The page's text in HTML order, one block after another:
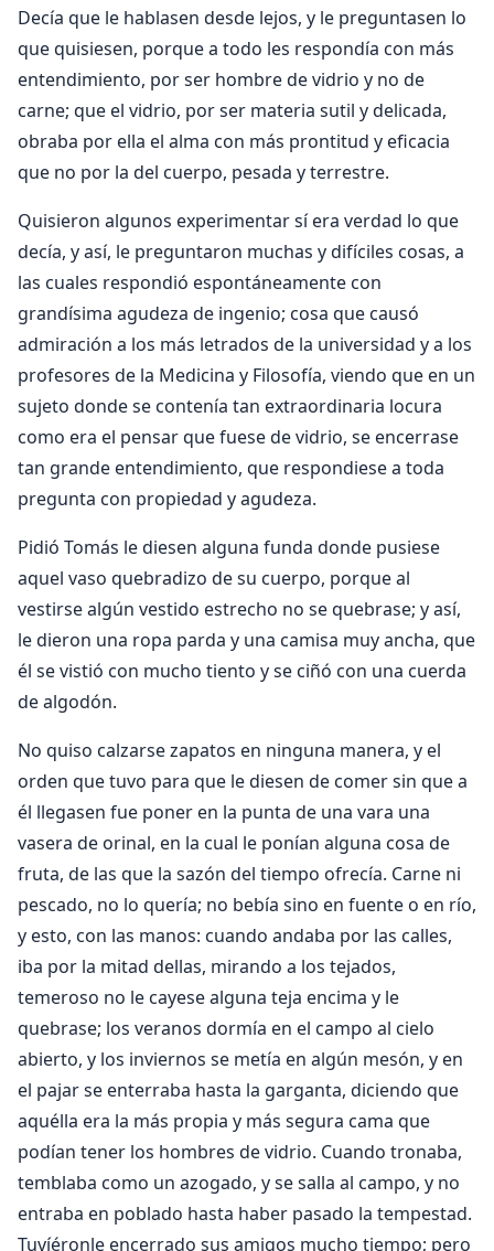
Decía que le habla­sen desde lejos, y le preguntasen lo
que quisiesen, porque a todo les respondía con más
entendimiento, por ser hombre de vidrio y no de
carne; que el vidrio, por ser materia sutil y delicada,
obraba por ella el alma con más prontitud y eficacia
que no por la del cuerpo, pesada y terrestre.
Quisieron algunos experimentar sí era verdad lo que
decía, y así, le preguntaron muchas y difíciles cosas, a
las cuales respondió espontáneamente con
grandísima agudeza de ingenio; cosa que causó
admiración a los más letrados de la uni­versidad y a los
profesores de la Medicina y Filosofía, viendo que en un
sujeto donde se contenía tan extraordinaria locura
como era el pensar que fuese de vidrio, se encerrase
tan grande entendimiento, que respondiese a toda
pregunta con propiedad y agudeza.
Pidió Tomás le diesen alguna funda donde pusiese
aquel vaso quebradizo de su cuerpo, porque al
vestirse algún vestido estrecho no se quebrase; y así,
le dieron una ropa parda y una camisa muy ancha, que
él se vistió con mucho tiento y se ciñó con una cuerda
de algodón.
No quiso calzarse zapatos en ninguna manera, y el
orden que tuvo para que le diesen de comer sin que a
él llegasen fue poner en la punta de una vara una
vasera de orinal, en la cual le ponían alguna cosa de
fruta, de las que la sazón del tiempo ofrecía. Carne ni
pescado, no lo quería; no bebía sino en fuente o en río,
y esto, con las manos: cuando andaba por las calles,
iba por la mitad dellas, mirando a los tejados,
temeroso no le cayese alguna teja encima y le
quebrase; los veranos dormía en el campo al cielo
abierto, y los inviernos se metía en algún mesón, y en
el pajar se enterraba hasta la garganta, diciendo que
aquélla era la más propia y más segura cama que
podían tener los hombres de vidrio. Cuando tronaba,
temblaba como un azogado, y se salla al campo, y no
entraba en poblado hasta haber pasado la tempestad.
Tuvíéronle encerrado sus amigos mucho tiempo; pero